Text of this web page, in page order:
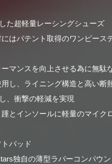
た超軽量レーシングシューズ
はパテント取得のワンピース
マンスを向上させる為に無駄
し、ライニング構造と高い断
、衝撃の軽減を実現
とインソールに軽量のマイク
パッド
独自の薄型ラバーコンパウ